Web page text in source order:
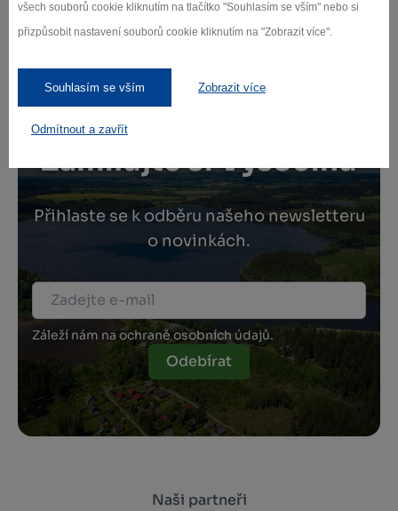
všech souborů cookie kliknutím na tlačítko "Souhlasím se vším" nebo si
přizpůsobit nastavení souborů cookie kliknutím na "Zobrazit více".
Souhlasím se vším Zobrazit více
Odmítnout a zavřít
Zamilujte si Vysočinu
Přihlaste se k odběru našeho newsletteru
o novinkách.
Záleží nám na ochraně osobních údajů.
Odebírat
Naši partneři